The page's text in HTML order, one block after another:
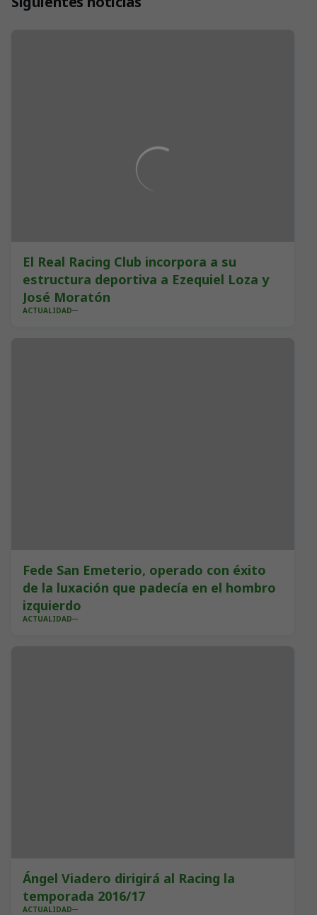
El Real Racing Club incorpora a su
estructura deportiva a Ezequiel Loza y
José Moratón
ACTUALIDAD
Fede San Emeterio, operado con éxito
de la luxación que padecía en el hombro
izquierdo
ACTUALIDAD
Ángel Viadero dirigirá al Racing la
temporada 2016/17
ACTUALIDAD